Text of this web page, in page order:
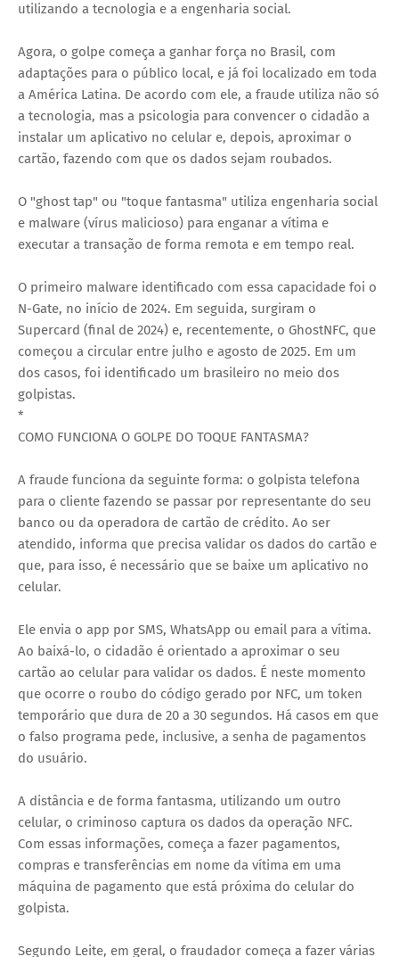
utilizando a tecnologia e a engenharia social.
Agora, o golpe começa a ganhar força no Brasil, com
adaptações para o público local, e já foi localizado em toda
a América Latina. De acordo com ele, a fraude utiliza não só
a tecnologia, mas a psicologia para convencer o cidadão a
instalar um aplicativo no celular e, depois, aproximar o
cartão, fazendo com que os dados sejam roubados.
O "ghost tap" ou "toque fantasma" utiliza engenharia social
e malware (vírus malicioso) para enganar a vítima e
executar a transação de forma remota e em tempo real.
O primeiro malware identificado com essa capacidade foi o
N-Gate, no início de 2024. Em seguida, surgiram o
Supercard (final de 2024) e, recentemente, o GhostNFC, que
começou a circular entre julho e agosto de 2025. Em um
dos casos, foi identificado um brasileiro no meio dos
golpistas.
*
COMO FUNCIONA O GOLPE DO TOQUE FANTASMA?
A fraude funciona da seguinte forma: o golpista telefona
para o cliente fazendo se passar por representante do seu
banco ou da operadora de cartão de crédito. Ao ser
atendido, informa que precisa validar os dados do cartão e
que, para isso, é necessário que se baixe um aplicativo no
celular.
Ele envia o app por SMS, WhatsApp ou email para a vítima.
Ao baixá-lo, o cidadão é orientado a aproximar o seu
cartão ao celular para validar os dados. É neste momento
que ocorre o roubo do código gerado por NFC, um token
temporário que dura de 20 a 30 segundos. Há casos em que
o falso programa pede, inclusive, a senha de pagamentos
do usuário.
A distância e de forma fantasma, utilizando um outro
celular, o criminoso captura os dados da operação NFC.
Com essas informações, começa a fazer pagamentos,
compras e transferências em nome da vítima em uma
máquina de pagamento que está próxima do celular do
golpista.
Segundo Leite, em geral, o fraudador começa a fazer várias